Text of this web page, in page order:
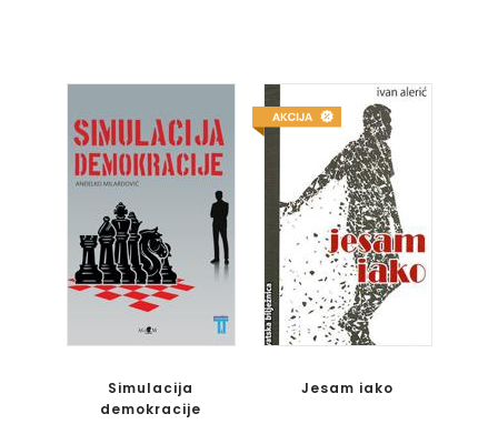
Simulacija
demokracije
Jesam iako